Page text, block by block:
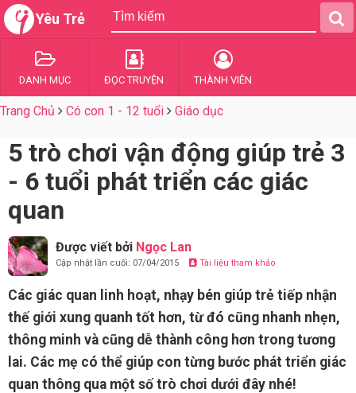
Yêu Trẻ
DANH MỤC ĐỌC TRUYỆN THÀNH VIÊN
Trang Chủ Có con 1 - 12 tuổi Giáo dục
5 trò chơi vận động giúp trẻ 3
- 6 tuổi phát triển các giác
quan
Được viết bởi Ngọc Lan
Cập nhật lần cuối: 07/04/2015 Tài liệu tham khảo
Các giác quan linh hoạt, nhạy bén giúp trẻ tiếp nhận
thế giới xung quanh tốt hơn, từ đó cũng nhanh nhẹn,
thông minh và cũng dễ thành công hơn trong tương
lai. Các mẹ có thể giúp con từng bước phát triển giác
quan thông qua một số trò chơi dưới đây nhé!